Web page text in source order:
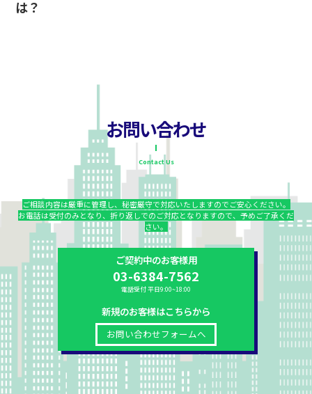
は？
お問い合わせ
Contact Us
ご相談内容は厳重に管理し、秘密厳守で対応いたしますのでご安心ください。
お電話は受付のみとなり、折り返しでのご対応となりますので、予めご了承くだ
さい。
ご契約中のお客様用
03-6384-7562
電話受付 平日9:00~18:00
新規のお客様はこちらから
お問い合わせフォームへ